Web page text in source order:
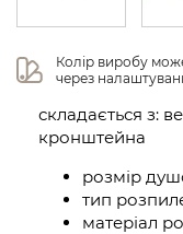
Колір виробу
через
складається з:
кронштейна
розмір
тип
матеріал